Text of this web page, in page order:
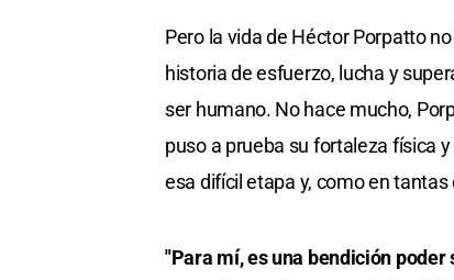
Pero la vida de Héctor Porpatto
historia de esfuerzo, lucha y
ser humano. No hace mucho,
puso a prueba su fortaleza física
esa difícil etapa y, como en
"Para mí, es una bendición